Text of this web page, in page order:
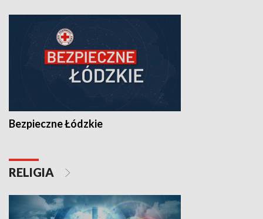
Bezpieczne Łódzkie
RELIGIA